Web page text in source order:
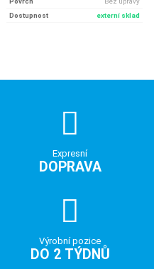
Dostupnost
externí sklad
Expresní
DOPRAVA
Výrobní pozice
DO 2 TÝDNŮ